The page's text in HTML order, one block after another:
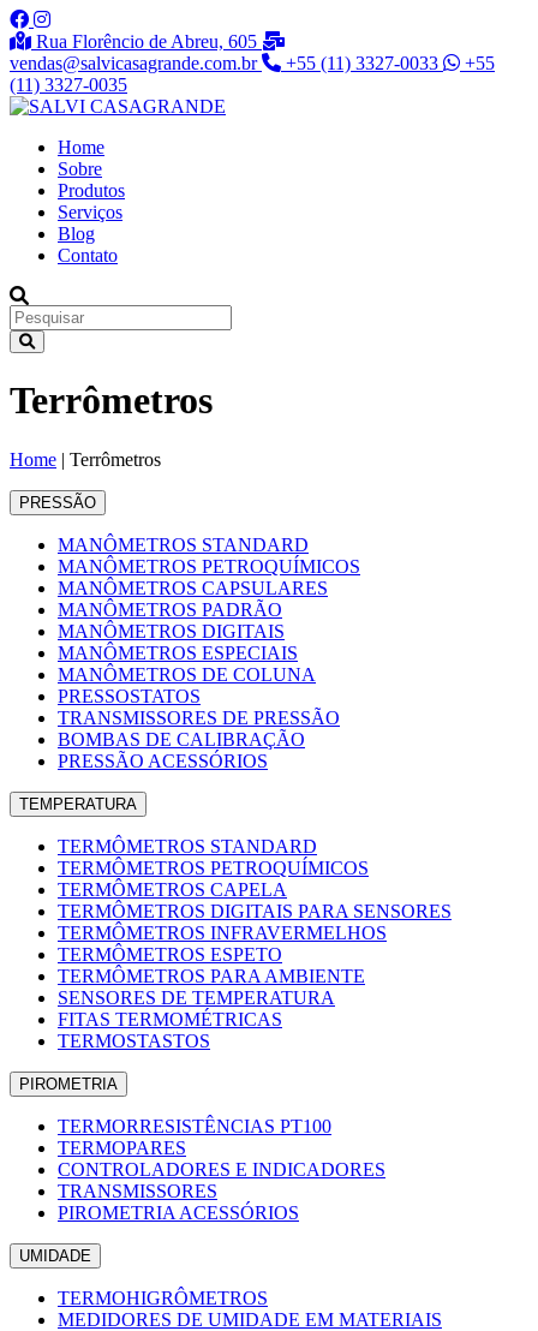
Rua Florêncio de Abreu, 605
vendas@salvicasagrande.com.br
+55 (11) 3327-0033
+55
(11) 3327-0035
Home
Sobre
Produtos
Serviços
Blog
Contato
Terrômetros
Home | Terrômetros
PRESSÃO
MANÔMETROS STANDARD
MANÔMETROS PETROQUÍMICOS
MANÔMETROS CAPSULARES
MANÔMETROS PADRÃO
MANÔMETROS DIGITAIS
MANÔMETROS ESPECIAIS
MANÔMETROS DE COLUNA
PRESSOSTATOS
TRANSMISSORES DE PRESSÃO
BOMBAS DE CALIBRAÇÃO
PRESSÃO ACESSÓRIOS
TEMPERATURA
TERMÔMETROS STANDARD
TERMÔMETROS PETROQUÍMICOS
TERMÔMETROS CAPELA
TERMÔMETROS DIGITAIS PARA SENSORES
TERMÔMETROS INFRAVERMELHOS
TERMÔMETROS ESPETO
TERMÔMETROS PARA AMBIENTE
SENSORES DE TEMPERATURA
FITAS TERMOMÉTRICAS
TERMOSTASTOS
PIROMETRIA
TERMORRESISTÊNCIAS PT100
TERMOPARES
CONTROLADORES E INDICADORES
TRANSMISSORES
PIROMETRIA ACESSÓRIOS
UMIDADE
TERMOHIGRÔMETROS
MEDIDORES DE UMIDADE EM MATERIAIS